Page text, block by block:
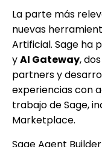
La parte más
nuevas
Artificial. Sage ha
yAI Gateway,
partners y
experiencias con
trabajo de Sage,
Marketplace.
Sage Agent